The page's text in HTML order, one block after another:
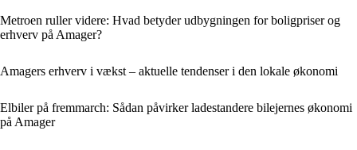
Metroen ruller videre: Hvad betyder udbygningen for boligpriser og
erhverv på Amager?
Amagers erhverv i vækst – aktuelle tendenser i den lokale økonomi
Elbiler på fremmarch: Sådan påvirker ladestandere bilejernes økonomi
på Amager